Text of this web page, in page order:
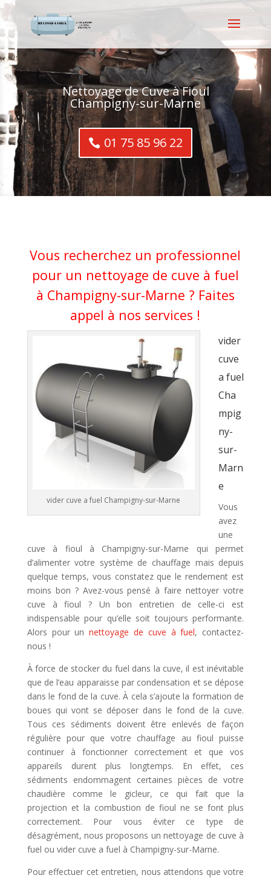
Nettoyage de Cuve à Fioul
Champigny-sur-Marne
01 75 85 96 22
Vous recherchez un professionnel
pour un nettoyage de cuve à fuel
à Champigny-sur-Marne ? Faites
appel à nos services !
vider cuve a fuel Champigny-sur-Marne
vider
cuve
a fuel
Cha
mpig
ny-
sur-
Marn
e
Vous
avez
une
cuve à fioul à Champigny-sur-Marne qui permet
d’alimenter votre système de chauffage mais depuis
quelque temps, vous constatez que le rendement est
moins bon ? Avez-vous pensé à faire nettoyer votre
cuve à fioul ? Un bon entretien de celle-ci est
indispensable pour qu’elle soit toujours performante.
Alors pour un nettoyage de cuve à fuel, contactez-
nous !
À force de stocker du fuel dans la cuve, il est inévitable
que de l’eau apparaisse par condensation et se dépose
dans le fond de la cuve. À cela s’ajoute la formation de
boues qui vont se déposer dans le fond de la cuve.
Tous ces sédiments doivent être enlevés de façon
régulière pour que votre chauffage au fioul puisse
continuer à fonctionner correctement et que vos
appareils durent plus longtemps. En effet, ces
sédiments endommagent certaines pièces de votre
chaudière comme le gicleur, ce qui fait que la
projection et la combustion de fioul ne se font plus
correctement. Pour vous éviter ce type de
désagrément, nous proposons un nettoyage de cuve à
fuel ou vider cuve a fuel à Champigny-sur-Marne.
Pour effectuer cet entretien, nous attendons que votre